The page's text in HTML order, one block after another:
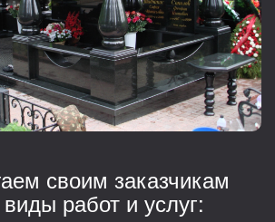
своим заказчикам
работ и услуг: